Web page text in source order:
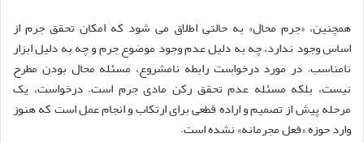
همچنین، «جرم محال» به حالتی اطلاق می شود که امکان تحقق جرم از
اساس وجود ندارد، چه به دلیل عدم وجود موضوع جرم و چه به دلیل ابزار
نامناسب. در مورد درخواست رابطه نامشروع، مسئله محال بودن مطرح
نیست، بلکه مسئله عدم تحقق رکن مادی جرم است. درخواست، یک
مرحله پیش از تصمیم و اراده قطعی برای ارتکاب و انجام عمل است که هنوز
وارد حوزه «فعل مجرمانه» نشده است.